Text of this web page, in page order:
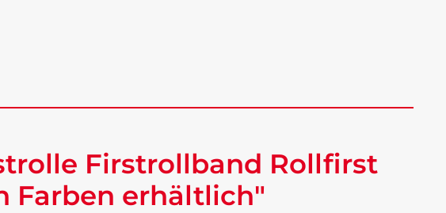
Firstrollband Rollfirst
Farben erhältlich"